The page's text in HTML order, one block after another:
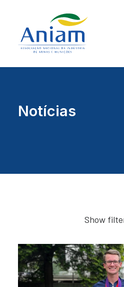
Notícias
Show